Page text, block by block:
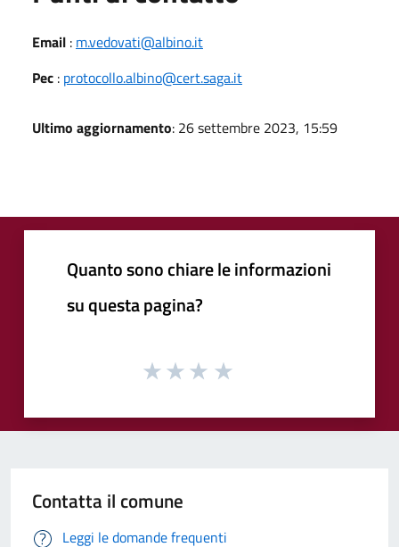
Email : m.vedovati@albino.it
Pec : protocollo.albino@cert.saga.it
Ultimo aggiornamento: 26 settembre 2023, 15:59
Quanto sono chiare le informazioni
su questa pagina?
Contatta il comune
Leggi le domande frequenti